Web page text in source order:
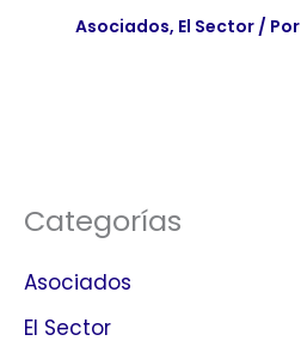
Asociados, El Sector/ Por
Categorías
Asociados
El Sector